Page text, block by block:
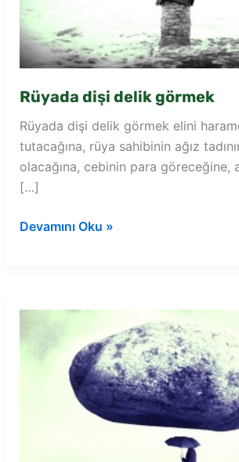
Rüyada dişi delik görmek
Rüyada dişi delik görmek elini
tutacağına, rüya sahibinin ağız
olacağına, cebinin para göreceğine,
[…]
Rüyada
Devamını Oku »